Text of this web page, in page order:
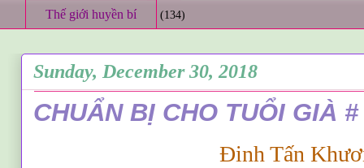
Thế giới huyền bí (134)
Sunday, December 30, 2018
CHUẨN BỊ CHO TUỔI GIÀ
Đinh Tấn